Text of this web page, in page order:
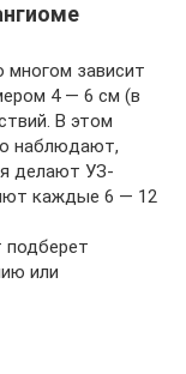
многом зависит
4 — 6 см (в
В этом
наблюдают,
делают УЗ-
каждые 6 — 12
подберет
или